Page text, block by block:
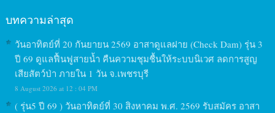
บทความล่าสุด
วันอาทิตย์ที่ 20 กันยายน 2569 อาสาดูแลฝาย (Check Dam) รุ่น 3
ปี 69 ดูแลฟื้นฟูสายน้ำ คืนความชุมชื้นให้ระบบนิเวศ ลดการสูญ
เสียสัตว์ป่า ภายใน 1 วัน จ.เพชรบุรี
8 August 2026 at 12 : 04 PM
( รุ่น5 ปี 69 ) วันอาทิตย์ที่ 30 สิงหาคม พ.ศ. 2569 รับสมัคร อาสา